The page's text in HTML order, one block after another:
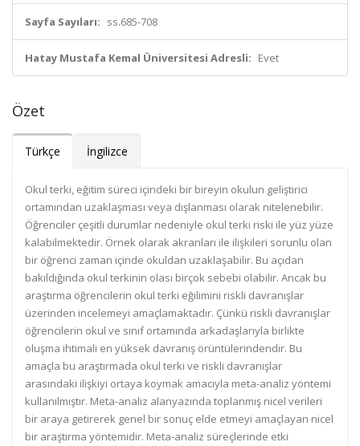
Sayfa Sayıları: ss.685-708
Hatay Mustafa Kemal Üniversitesi Adresli: Evet
Özet
Türkçe İngilizce
Okul terki, eğitim süreci içindeki bir bireyin okulun geliştirici
ortamından uzaklaşması veya dışlanması olarak nitelenebilir.
Öğrenciler çeşitli durumlar nedeniyle okul terki riski ile yüz yüze
kalabilmektedir. Örnek olarak akranları ile ilişkileri sorunlu olan
bir öğrenci zaman içinde okuldan uzaklaşabilir. Bu açıdan
bakıldığında okul terkinin olası birçok sebebi olabilir. Ancak bu
araştırma öğrencilerin okul terki eğilimini riskli davranışlar
üzerinden incelemeyi amaçlamaktadır. Çünkü riskli davranışlar
öğrencilerin okul ve sınıf ortamında arkadaşlarıyla birlikte
oluşma ihtimali en yüksek davranış örüntülerindendir. Bu
amaçla bu araştırmada okul terki ve riskli davranışlar
arasındaki ilişkiyi ortaya koymak amacıyla meta-analiz yöntemi
kullanılmıştır. Meta-analiz alanyazında toplanmış nicel verileri
bir araya getirerek genel bir sonuç elde etmeyi amaçlayan nicel
bir araştırma yöntemidir. Meta-analiz süreçlerinde etki